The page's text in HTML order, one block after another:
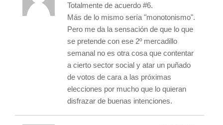
Totalmente de acuerdo #6.
Más de lo mismo sería "monotonismo".
Pero me da la sensación de que lo que
se pretende con ese 2º mercadillo
semanal no es otra cosa que contentar
a cierto sector social y atar un puñado
de votos de cara a las próximas
elecciones por mucho que lo quieran
disfrazar de buenas intenciones.